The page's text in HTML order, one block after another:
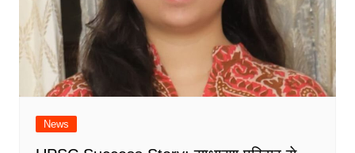
News